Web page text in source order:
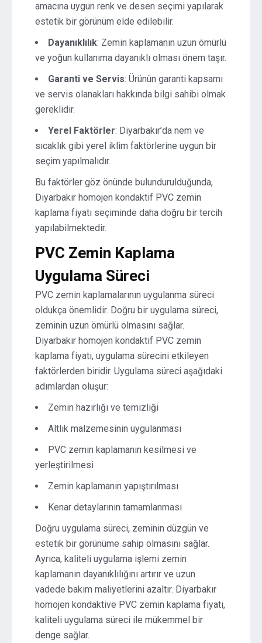
amacına uygun renk ve desen seçimi yapılarak
estetik bir görünüm elde edilebilir.
Dayanıklılık: Zemin kaplamanın uzun ömürlü
ve yoğun kullanıma dayanıklı olması önem taşır.
Garanti ve Servis: Ürünün garanti kapsamı
ve servis olanakları hakkında bilgi sahibi olmak
gereklidir.
Yerel Faktörler: Diyarbakır’da nem ve
sıcaklık gibi yerel iklim faktörlerine uygun bir
seçim yapılmalıdır.
Bu faktörler göz önünde bulundurulduğunda,
Diyarbakır homojen kondaktif PVC zemin
kaplama fiyatı seçiminde daha doğru bir tercih
yapılabilmektedir.
PVC Zemin Kaplama
Uygulama Süreci
PVC zemin kaplamalarının uygulanma süreci
oldukça önemlidir. Doğru bir uygulama süreci,
zeminin uzun ömürlü olmasını sağlar.
Diyarbakır homojen kondaktif PVC zemin
kaplama fiyatı, uygulama sürecini etkileyen
faktörlerden biridir. Uygulama süreci aşağıdaki
adımlardan oluşur:
Zemin hazırlığı ve temizliği
Altlık malzemesinin uygulanması
PVC zemin kaplamanın kesilmesi ve
yerleştirilmesi
Zemin kaplamanın yapıştırılması
Kenar detaylarının tamamlanması
Doğru uygulama süreci, zeminin düzgün ve
estetik bir görünüme sahip olmasını sağlar.
Ayrıca, kaliteli uygulama işlemi zemin
kaplamanın dayanıklılığını artırır ve uzun
vadede bakım maliyetlerini azaltır. Diyarbakır
homojen kondaktive PVC zemin kaplama fiyatı,
kaliteli uygulama süreci ile mükemmel bir
denge sağlar.